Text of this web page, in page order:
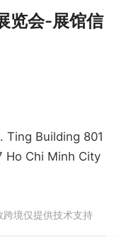
览会-展馆信
Ting Building 801
Ho Chi Minh City
境仅提供技术支持